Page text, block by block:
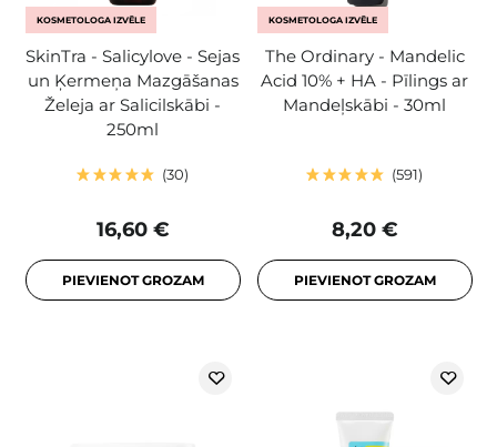
KOSMETOLOGA IZVĒLE
SkinTra - Salicylove - Sejas
un Ķermeņa Mazgāšanas
Želeja ar Salicilskābi -
250ml
30
16,60 €
PIEVIENOT GROZAM
KOSMETOLOGA IZVĒLE
The Ordinary - Mandelic
Acid 10% + HA - Pīlings ar
Mandeļskābi - 30ml
591
8,20 €
PIEVIENOT GROZAM